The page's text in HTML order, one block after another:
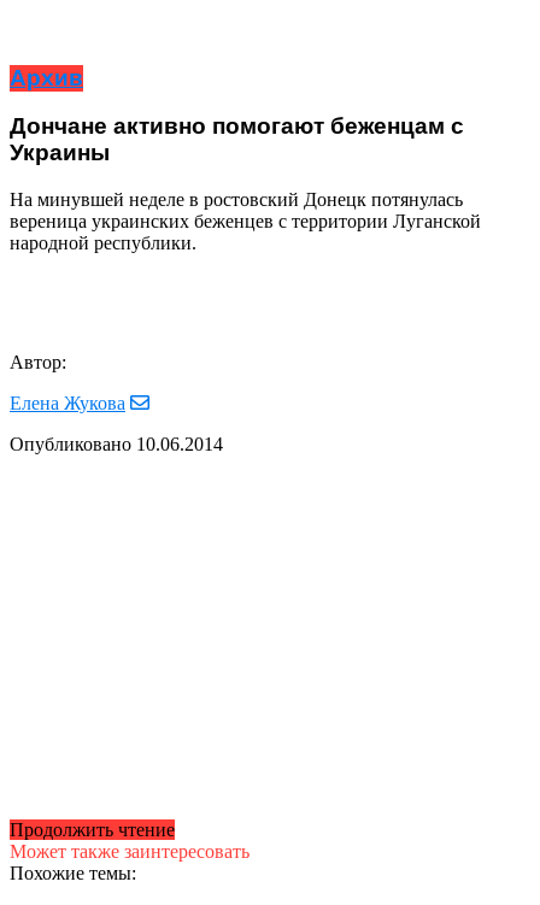
Архив
Дончане активно помогают беженцам с
Украины
На минувшей неделе в ростовский Донецк потянулась
вереница украинских беженцев с территории Луганской
народной республики.
Автор:
Елена Жукова
Опубликовано 10.06.2014
Продолжить чтение
Может также заинтересовать
Похожие темы: